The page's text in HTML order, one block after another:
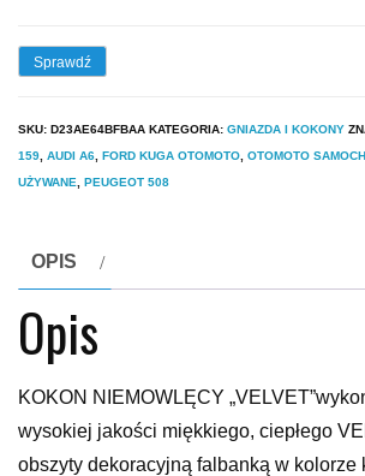
Sprawdź
SKU: D23AE64BFBAA KATEGORIA: GNIAZDA I KOKONY
159 AUDI A6 FORD KUGA OTOMOTO OTOMOTO
UŻYWANE
PEUGEOT 508
OPIS
Opis
KOKON NIEMOWLĘCY
wysokiej jakości miękkiego, ciepłego
obszyty dekoracyjną falbanką w kolorze